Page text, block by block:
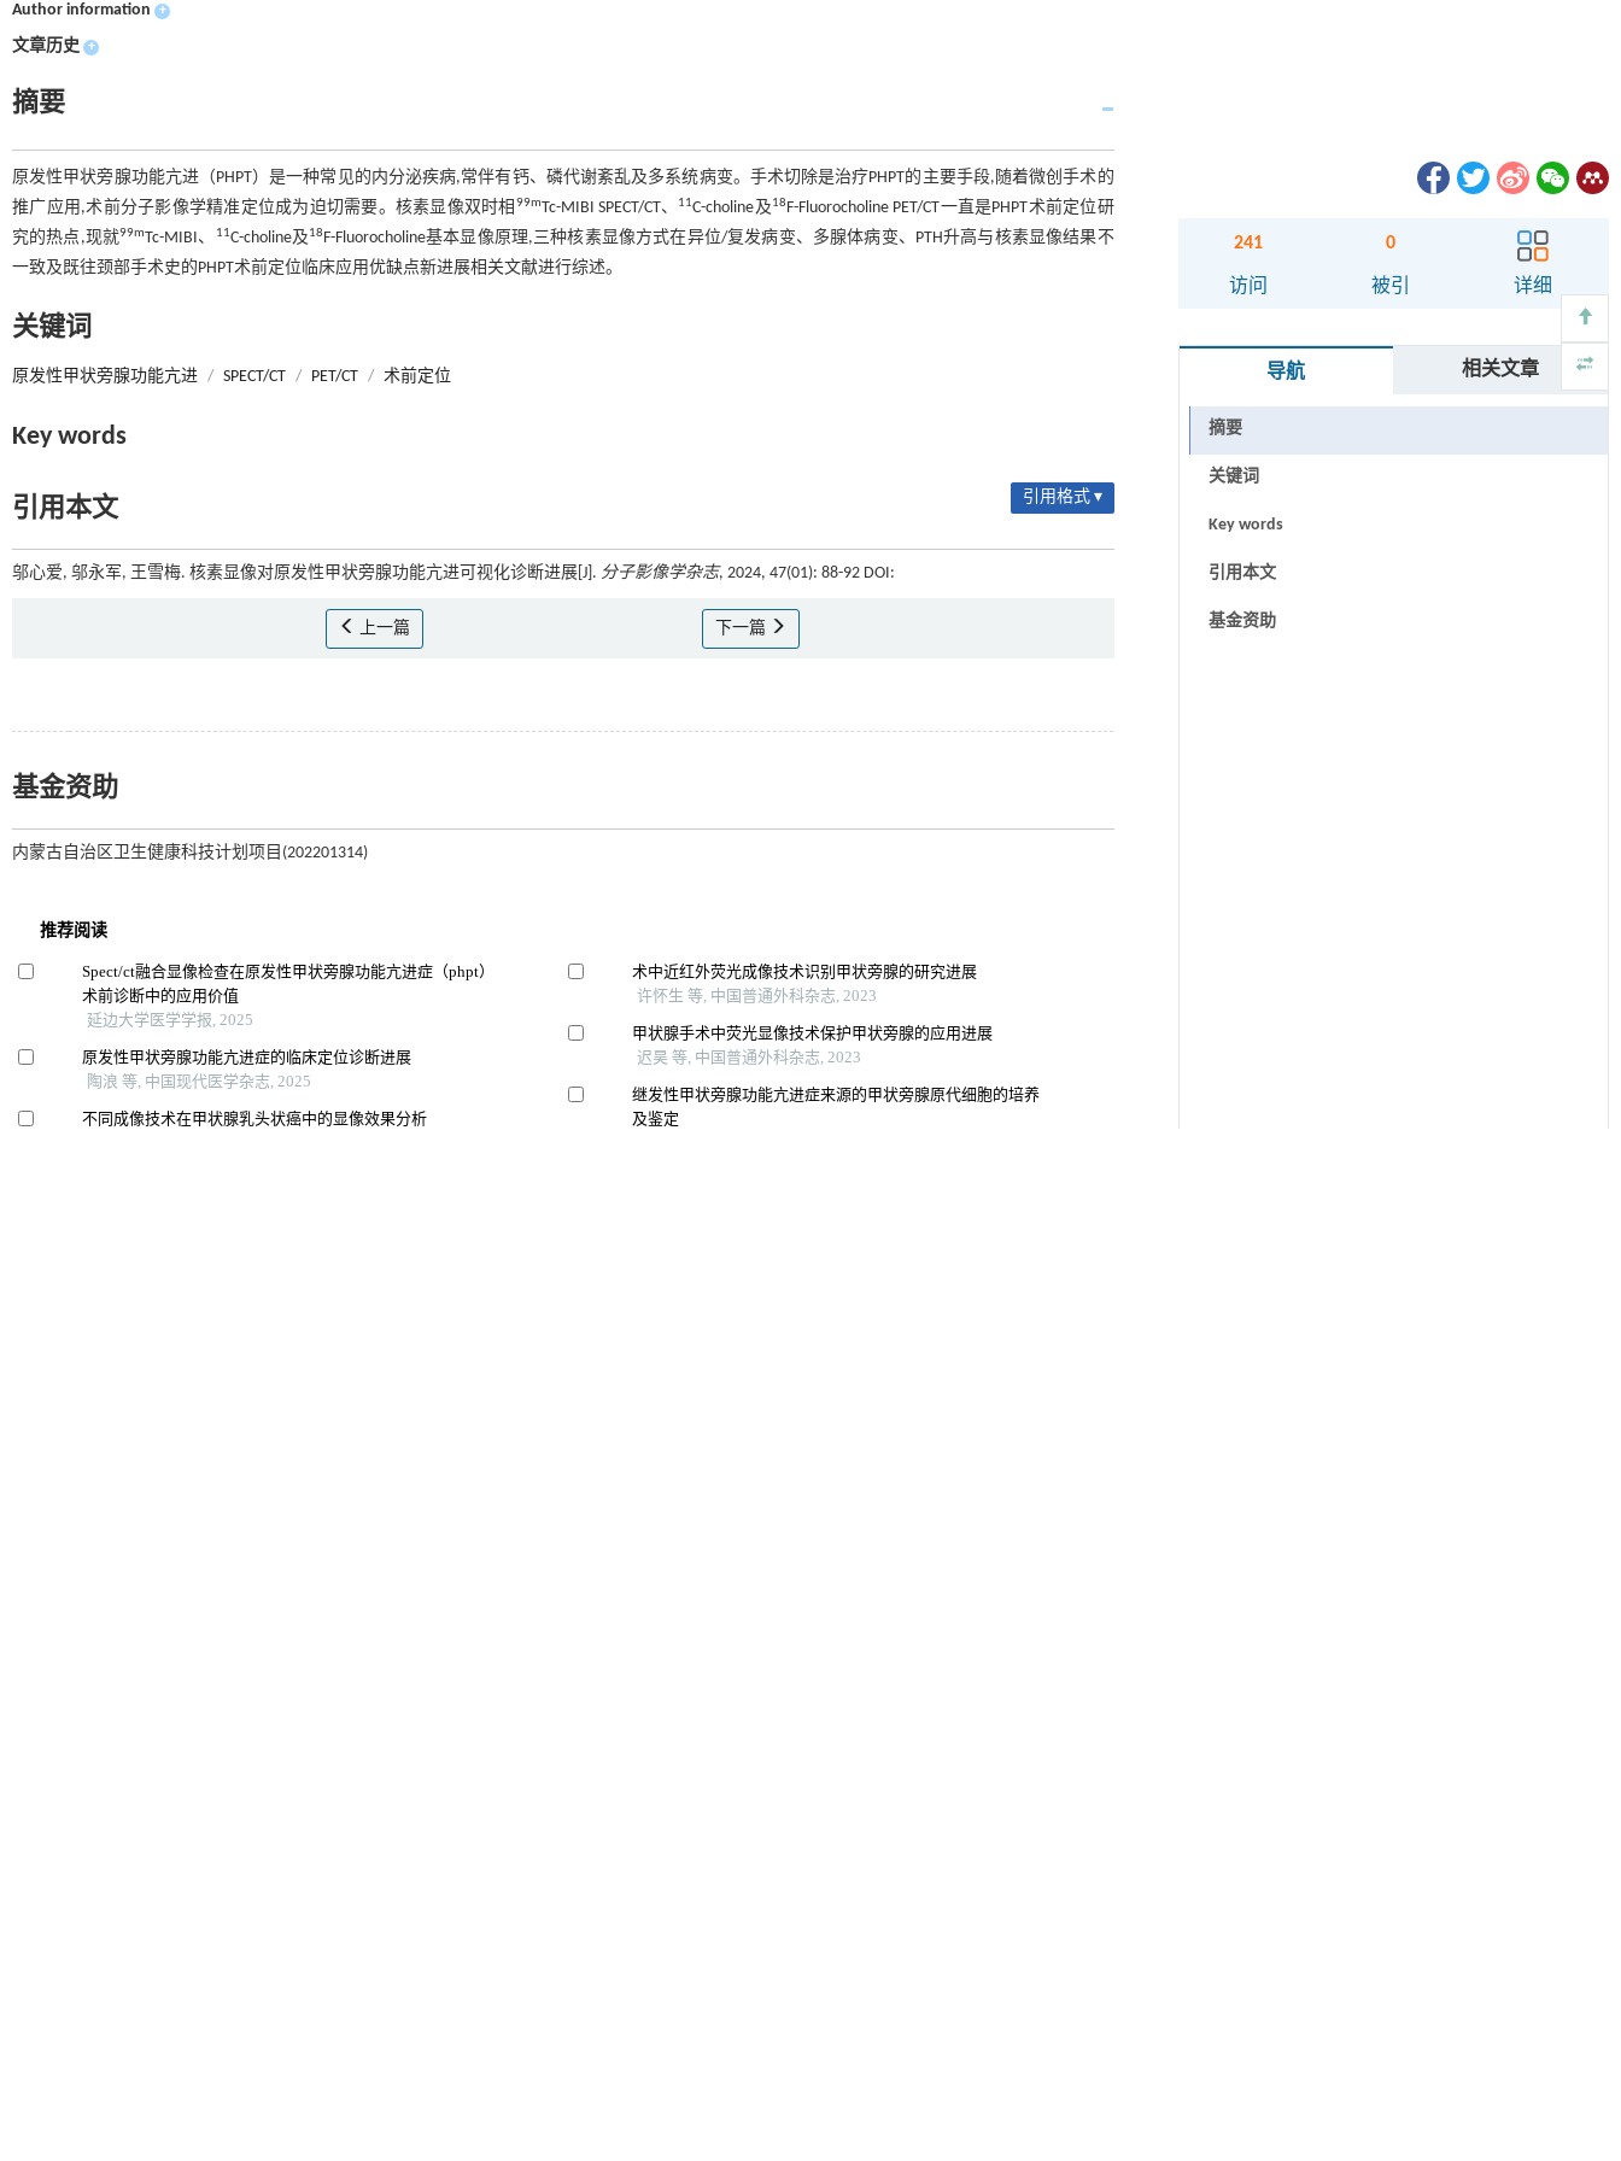
Author information +
文章历史 +
摘要
原发性甲状旁腺功能亢进（PHPT）是一种常见的内分泌疾病,常伴有钙、磷代谢紊乱及多系统病变。手术切除是治疗PHPT的主要手段,随着微创手术的
推广应用,术前分子影像学精准定位成为迫切需要。核素显像双时相 99mTc-MIBI SPECT/CT、 11C-choline及18F-Fluorocholine PET/CT一直是PHPT术前定位研
究的热点,现就99mTc-MIBI、 11C-choline及18F-Fluorocholine基本显像原理,三种核素显像方式在异位/复发病变、多腺体病变、PTH升高与核素显像结果不
一致及既往颈部手术史的PHPT术前定位临床应用优缺点新进展相关文献进行综述。
关键词
原发性甲状旁腺功能亢进 / SPECT/CT / PET/CT / 术前定位
Key words
引用本文 引用格式 ▾
邬心爱, 邬永军, 王雪梅. 核素显像对原发性甲状旁腺功能亢进可视化诊断进展[J]. 分子影像学杂志, 2024, 47(01): 88-92 DOI:
上一篇 下一篇
基金资助
内蒙古自治区卫生健康科技计划项目(202201314)
241
访问
0
被引 详细
导航 相关文章
摘要
关键词
Key words
引用本文
基金资助